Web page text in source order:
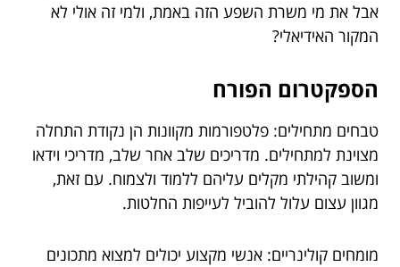
אבל את מי משרת השפע הזה באמת, ולמי זה אולי לא
המקור האידיאלי?
הספקטרום הפורח
טבחים מתחילים: פלטפורמות מקוונות הן נקודת התחלה
מצוינת למתחילים. מדריכים שלב אחר שלב, מדריכי וידאו
ומשוב קהילתי מקלים עליהם ללמוד ולצמוח. עם זאת,
מגוון עצום עלול להוביל לעייפות החלטות.
מומחים קולינריים: אנשי מקצוע יכולים למצוא מתכונים